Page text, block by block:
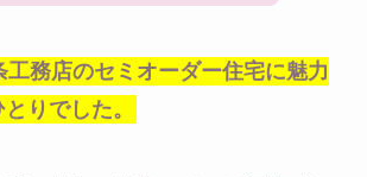
工務店のセミオーダー住宅に魅力
りでした。